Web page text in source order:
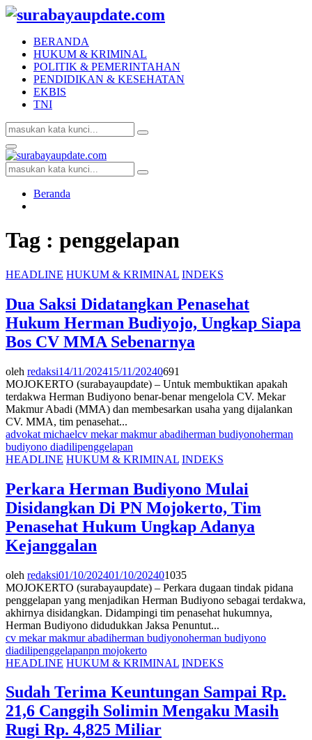
BERANDA
HUKUM & KRIMINAL
POLITIK & PEMERINTAHAN
PENDIDIKAN & KESEHATAN
EKBIS
TNI
Search
for:
Search
Facebook
Twitter
Youtube
Primary
Menu
Search
for:
Search
Beranda
Tag : penggelapan
HEADLINE HUKUM & KRIMINAL INDEKS
Dua Saksi Didatangkan Penasehat
Hukum Herman Budiyojo, Ungkap Siapa
Bos CV MMA Sebenarnya
oleh redaksi14/11/202415/11/20240691
MOJOKERTO (surabayaupdate) – Untuk membuktikan apakah
terdakwa Herman Budiyono benar-benar mengelola CV. Mekar
Makmur Abadi (MMA) dan membesarkan usaha yang dijalankan
CV. MMA, tim penasehat...
advokat michaelcv mekar makmur abadiherman budiyonoherman
budiyono diadilipenggelapan
HEADLINE HUKUM & KRIMINAL INDEKS
Perkara Herman Budiyono Mulai
Disidangkan Di PN Mojokerto, Tim
Penasehat Hukum Ungkap Adanya
Kejanggalan
oleh redaksi01/10/202401/10/202401035
MOJOKERTO (surabayaupdate) – Perkara dugaan tindak pidana
penggelapan yang menjadikan Herman Budiyono sebagai terdakwa,
akhirnya disidangkan. Didampingi tim penasehat hukumnya,
Herman Budiyono didudukkan Jaksa Penuntut...
cv mekar makmur abadiherman budiyonoherman budiyono
diadilipenggelapanpn mojokerto
HEADLINE HUKUM & KRIMINAL INDEKS
Sudah Terima Keuntungan Sampai Rp.
21,6 Canggih Solimin Mengaku Masih
Rugi Rp. 4,825 Miliar